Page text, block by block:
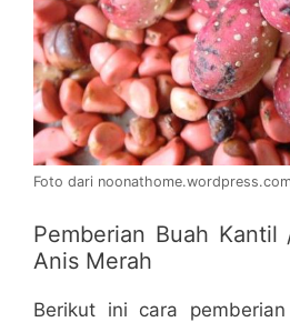
Foto dari noonathome.wordpress.com
Pemberian Buah Kantil
Anis Merah
Berikut ini cara pemberian